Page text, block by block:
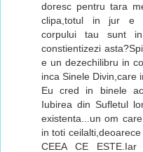
doresc pentru tara
clipa,totul in jur e
corpului tau sunt
constientizezi
e un dezechilibru in
inca Sinele Divin,care
Eu cred in binele
Iubirea din Sufletul
existenta...un om
in toti
CEEA CE